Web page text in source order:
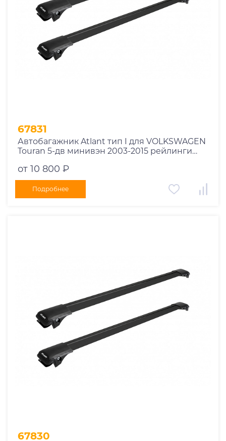
67831
Автобагажник Atlant тип I для VOLKSWAGEN
Touran 5-дв минивэн 2003-2015 рейлинги
от 10 800 ₽
Подробнее
67830